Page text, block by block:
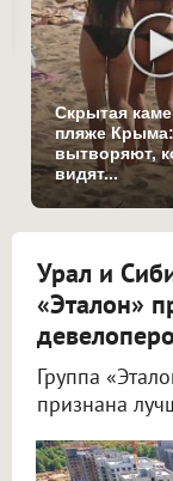
Скрытая
пляже
вытворяют,
видят...
Урал и
«Эталон»
Группа
признана